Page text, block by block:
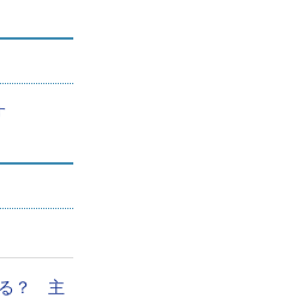
る？ 主